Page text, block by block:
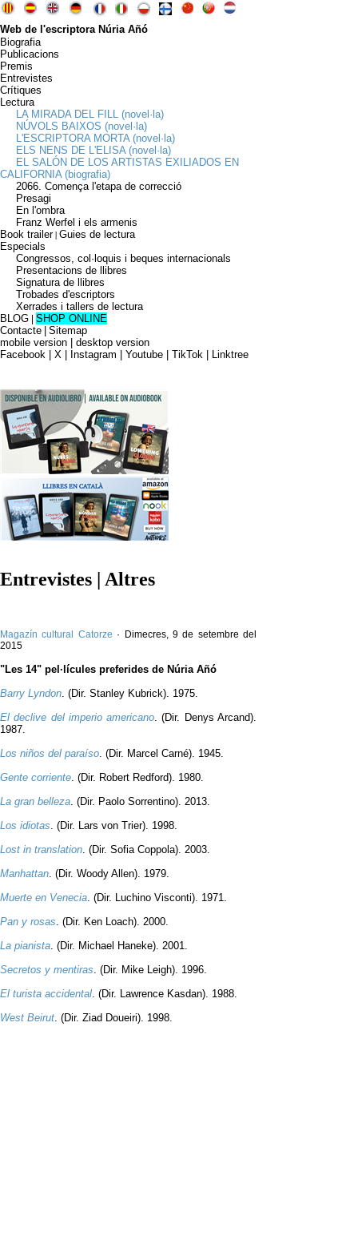
Magazín cultural Catorze · Dimecres, 9 de setembre del
2015
"Les 14" pel·lícules preferides de Núria Añó
Barry Lyndon. (Dir. Stanley Kubrick). 1975.
El declive del imperio americano. (Dir. Denys Arcand).
1987.
Los niños del paraíso. (Dir. Marcel Carné). 1945.
Gente corriente. (Dir. Robert Redford). 1980.
La gran belleza. (Dir. Paolo Sorrentino). 2013.
Los idiotas. (Dir. Lars von Trier). 1998.
Lost in translation. (Dir. Sofia Coppola). 2003.
Manhattan. (Dir. Woody Allen). 1979.
Muerte en Venecia. (Dir. Luchino Visconti). 1971.
Pan y rosas. (Dir. Ken Loach). 2000.
La pianista. (Dir. Michael Haneke). 2001.
Secretos y mentiras. (Dir. Mike Leigh). 1996.
El turista accidental. (Dir. Lawrence Kasdan). 1988.
West Beirut. (Dir. Ziad Doueiri). 1998.
Biografia
Publicacions
Premis
Entrevistes
Crítiques
Lectura
LA MIRADA DEL FILL (novel·la)
NÚVOLS BAIXOS (novel·la)
L'ESCRIPTORA MORTA (novel·la)
ELS NENS DE L'ELISA (novel·la)
EL SALÓN DE LOS ARTISTAS EXILIADOS EN
CALIFORNIA (biografia)
2066. Comença l'etapa de correcció
Presagi
En l'ombra
Franz Werfel i els armenis
Book trailer| Guies de lectura
Especials
Congressos, col·loquis i beques internacionals
Presentacions de llibres
Signatura de llibres
Trobades d'escriptors
Xerrades i tallers de lectura
BLOG SHOP ONLINE
Contacte Sitemap
mobile version
desktop version
Facebook | X | Instagram | Youtube | TikTok | Linktree
Web de l'escriptora Núria Añó
Entrevistes | Altres